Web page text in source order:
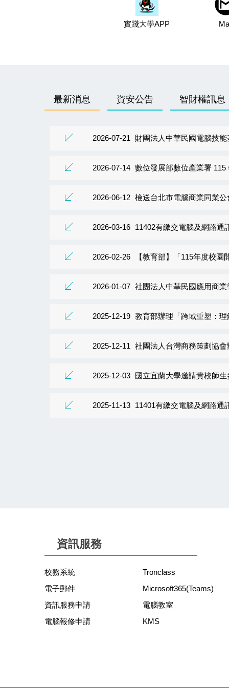
實踐大學APP
最新消息 資安公告 智財權訊息
2026-07-21 財團法人中華民國電腦技能基金會「
2026-07-14 數位發展部數位產業署
2026-06-12 檢送台北市電腦商業同業
2026-03-16 11402有繳交電腦及網路通
2026-02-26 【教育部】「115年度校
2026-01-07 社團法人中華民國應用商業管理
2025-12-19 教育部辦理「跨域重塑：
2025-12-11 社團法人台灣商務策劃協
2025-12-03 國立宜蘭大學邀請貴校師
2025-11-13 11401有繳交電腦及網路通
資訊服務
校務系統
Tronclass
電子郵件
Microsoft365(Teams)
資訊服務申請
電腦教室
電腦報修申請
KMS